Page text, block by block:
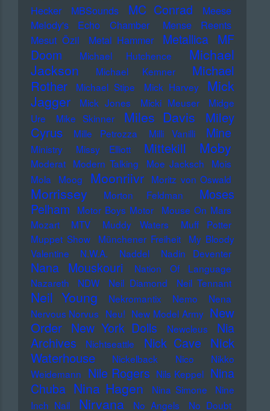
Hecker
MBSounds MC Conrad
Meese
Melody's Echo Chamber
Mense Reents
Mesut Özil
Metal Hammer Metallica MF
Doom
Michael Hutchence
Michael
Jackson
Michael Kemner
Michael
Rother
Michael Stipe Mick Harvey
Mick
Jagger
Mick Jones Micki Meuser
Midge
Ure
Mike Skinner Miles Davis
Miley
Cyrus
Mille Petrozza Milli Vanilli Mine
Ministry Missy Elliott Mittekill Moby
Moderat Modern Talking Moe Jacksch
Mois
Mola
Moog Moonriivr Moritz von Oswald
Morrissey Morton Feldman
Moses
Pelham
Motor Boys Motor
Mouse On Mars
Mozart
MTV Muddy Waters
Muff Potter
Muppet Show
Münchener Freiheit
My Bloody
Valentine
N.W.A. Naddel Nadin Deventer
Nana Mouskouri
Nation Of Language
Nazareth
NDW Neil Diamond Neil Tennant
Neil Young Nekromantix Nemo
Nena
Nervous Norvus Neu! New Model Army New
Order New York Dolls Newcleus
Nia
Archives
Nichtseattle Nick Cave
Nick
Waterhouse
Nickelback Nico
Nikko
Weidemann Nile Rogers Nils Keppel Nina
Chuba Nina Hagen Nina Simone
Nine
Inch Nail
Nirvana No Angels No Doubt